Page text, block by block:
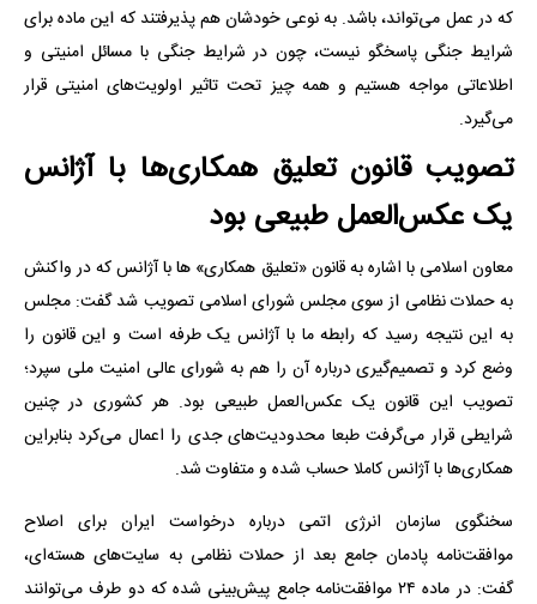
که در عمل می‌تواند، باشد. به نوعی خودشان هم پذیرفتند که این ماده برای
شرایط جنگی پاسخگو نیست، چون در شرایط جنگی با مسائل امنیتی و
اطلاعاتی مواجه هستیم و همه چیز تحت تاثیر اولویت‌های امنیتی قرار
می‌گیرد.
تصویب قانون تعلیق همکاری‌ها با آژانس
یک عکس‌العمل طبیعی بود
معاون اسلامی با اشاره به قانون «تعلیق همکاری» ها با آژانس که در واکنش
به حملات نظامی از سوی مجلس شورای اسلامی تصویب شد گفت: مجلس
به این نتیجه رسید که رابطه ما با آژانس یک طرفه است و این قانون را
وضع کرد و تصمیم‌گیری درباره آن را هم به شورای عالی امنیت ملی سپرد؛
تصویب این قانون یک عکس‌العمل طبیعی بود. هر کشوری در چنین
شرایطی قرار می‌گرفت طبعا محدودیت‌های جدی را اعمال می‌کرد بنابراین
همکاری‌ها با آژانس کاملا حساب شده و متفاوت شد.
سخنگوی سازمان انرژی اتمی درباره درخواست ایران برای اصلاح
موافقت‌نامه پادمان جامع بعد از حملات نظامی به سایت‌های هسته‌ای،
گفت: در ماده ۲۴ موافقت‌نامه جامع پیش‌بینی شده که دو طرف می‌توانند